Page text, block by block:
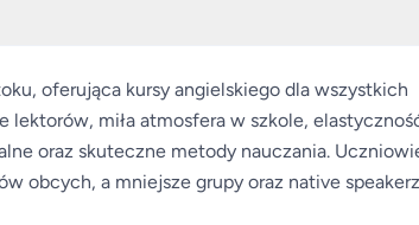
oferująca kursy angielskiego dla wszystkich
lektorów, miła atmosfera w szkole,
oraz skuteczne metody nauczania.
obcych, a mniejsze grupy oraz native